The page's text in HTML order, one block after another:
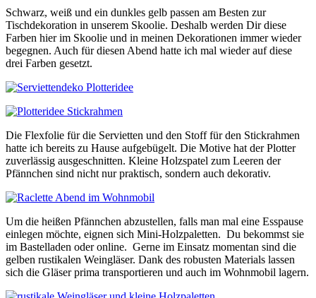
Schwarz, weiß und ein dunkles gelb passen am Besten zur
Tischdekoration in unserem Skoolie. Deshalb werden Dir diese
Farben hier im Skoolie und in meinen Dekorationen immer wieder
begegnen. Auch für diesen Abend hatte ich mal wieder auf diese
drei Farben gesetzt.
Die Flexfolie für die Servietten und den Stoff für den Stickrahmen
hatte ich bereits zu Hause aufgebügelt. Die Motive hat der Plotter
zuverlässig ausgeschnitten. Kleine Holzspatel zum Leeren der
Pfännchen sind nicht nur praktisch, sondern auch dekorativ.
Um die heißen Pfännchen abzustellen, falls man mal eine Esspause
einlegen möchte, eignen sich Mini-Holzpaletten. Du bekommst sie
im Bastelladen oder online. Gerne im Einsatz momentan sind die
gelben rustikalen Weingläser. Dank des robusten Materials lassen
sich die Gläser prima transportieren und auch im Wohnmobil lagern.